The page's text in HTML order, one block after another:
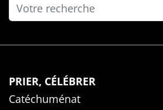
PRIER, CÉLÉBRER
Catéchuménat